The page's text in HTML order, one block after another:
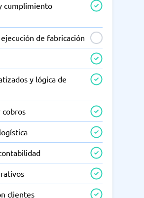
cumplimiento
de fabricación
y lógica de
cobros
clientes